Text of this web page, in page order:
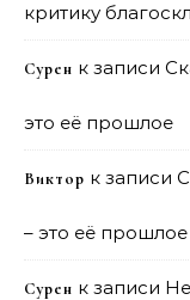
критику
Сурен к записи
это её прошлое
Виктор к записи
– это её прошлое
Сурен к записи